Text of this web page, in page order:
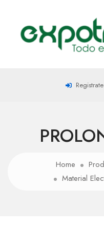
Registrate
Home
Material